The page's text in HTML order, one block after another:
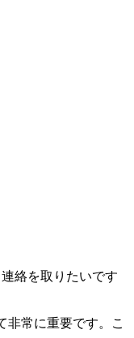
絡を取りたいです
非常に重要です。こ